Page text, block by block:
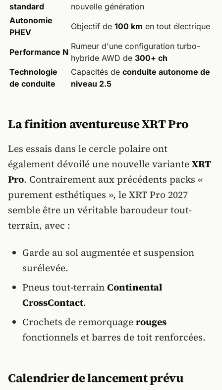
standard
nouvelle génération
Autonomie
PHEV
Objectif de 100 km en tout électrique
Performance N
Rumeur d'une configuration turbo-
hybride AWD de 300+ ch
Technologie
de conduite
Capacités de conduite autonome de
niveau 2.5
La finition aventureuse XRT Pro
Les essais dans le cercle polaire ont
également dévoilé une nouvelle varianteXRT
Pro. Contrairement aux précédents packs «
purement esthétiques », le XRT Pro 2027
semble être un véritable baroudeur tout-
terrain, avec :
Garde au sol augmentée et suspension
surélevée.
Pneus tout-terrainContinental
CrossContact.
Crochets de remorquagerouges
fonctionnels et barres de toit renforcées.
Calendrier de lancement prévu